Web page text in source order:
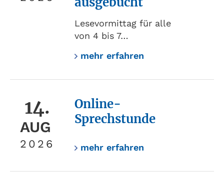
Lesevormittag für alle
von 4 bis 7…
mehr erfahren
14.
AUG
2026
Online-
Sprechstunde
mehr erfahren